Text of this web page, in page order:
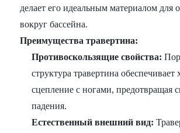
делает его идеальным материалом для
вокруг бассейна.
Преимущества травертина:
Противоскользящие свойства:
структура травертина обеспечивает
сцепление с ногами, предотвращая
падения.
Естественный внешний вид: